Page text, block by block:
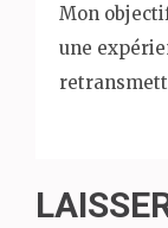
Mon
une